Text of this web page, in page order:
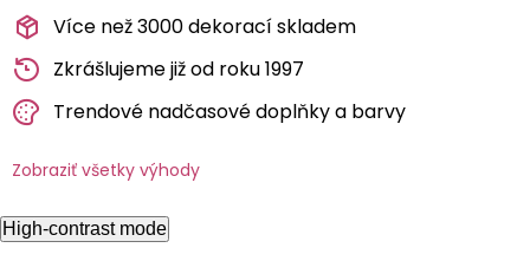
Více než 3000 dekorací skladem
Zkrášlujeme již od roku 1997
Trendové nadčasové doplňky a barvy
Zobraziť všetky výhody
High-contrast mode